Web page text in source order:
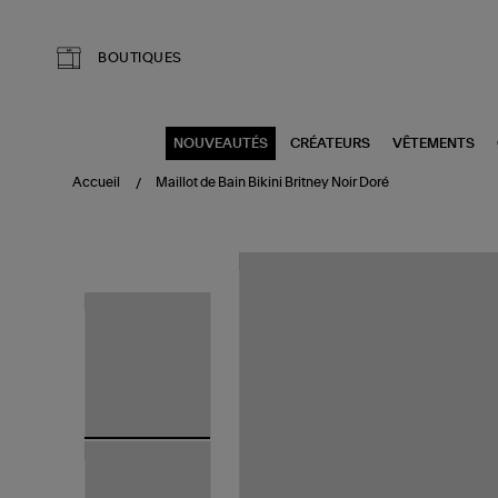
BOUTIQUES
NOUVEAUTÉS CRÉATEURS VÊTEMENTS
Accueil Maillot de Bain Bikini Britney Noir Doré